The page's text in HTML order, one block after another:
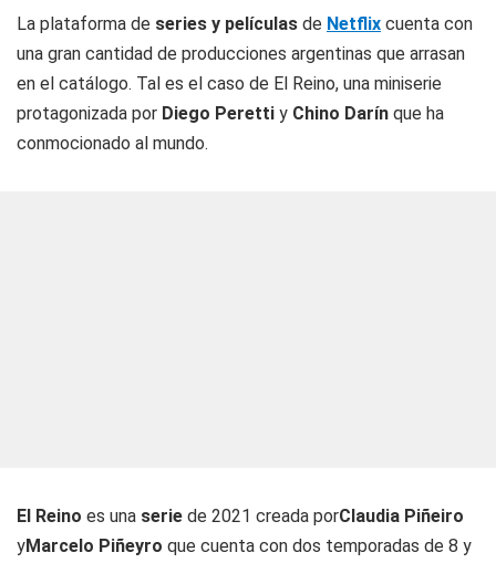
La plataforma de series y películas de Netflix cuenta con
una gran cantidad de producciones argentinas que arrasan
en el catálogo. Tal es el caso de El Reino, una miniserie
protagonizada por Diego Peretti y Chino Darín que ha
conmocionado al mundo.
El Reino es una serie de 2021 creada porClaudia Piñeiro
yMarcelo Piñeyro que cuenta con dos temporadas de 8 y